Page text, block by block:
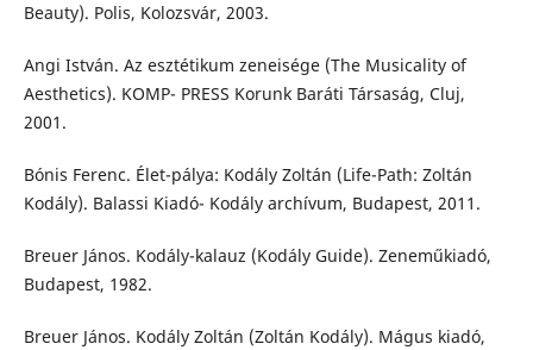
Beauty). Polis, Kolozsvár, 2003.
Angi István. Az esztétikum zeneisége (The Musicality of
Aesthetics). KOMP- PRESS Korunk Baráti Társaság, Cluj,
2001.
Bónis Ferenc. Élet-pálya: Kodály Zoltán (Life-Path: Zoltán
Kodály). Balassi Kiadó- Kodály archívum, Budapest, 2011.
Breuer János. Kodály-kalauz (Kodály Guide). Zeneműkiadó,
Budapest, 1982.
Breuer János. Kodály Zoltán (Zoltán Kodály). Mágus kiadó,